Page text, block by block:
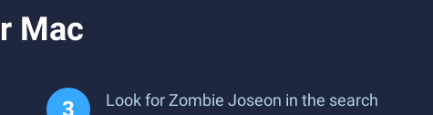
Mac
Look for Zombie Joseon in the search